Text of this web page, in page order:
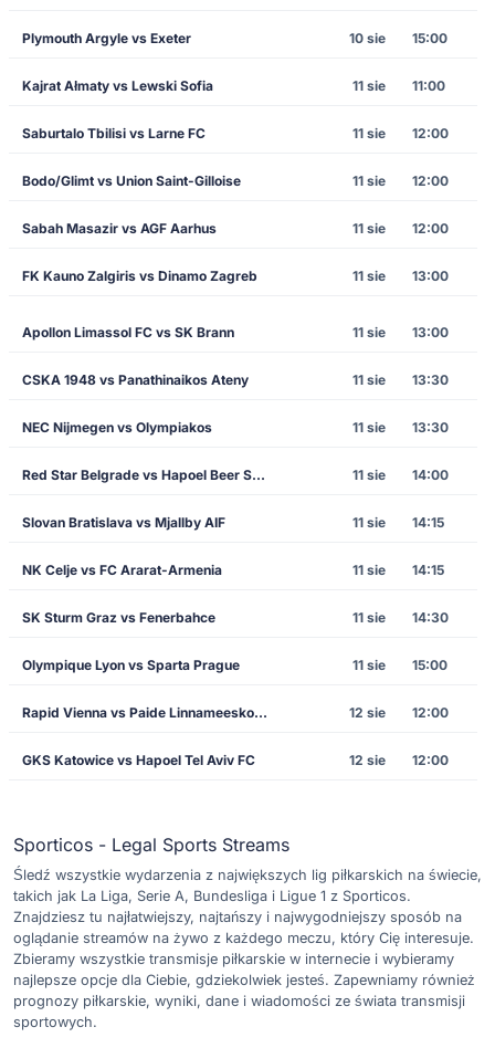
Plymouth Argyle vs Exeter 10 sie 15:00
Kajrat Ałmaty vs Lewski Sofia 11 sie 11:00
Saburtalo Tbilisi vs Larne FC 11 sie 12:00
Bodo/Glimt vs Union Saint-Gilloise 11 sie 12:00
Sabah Masazir vs AGF Aarhus 11 sie 12:00
FK Kauno Zalgiris vs Dinamo Zagreb 11 sie 13:00
Apollon Limassol FC vs SK Brann 11 sie 13:00
CSKA 1948 vs Panathinaikos Ateny 11 sie 13:30
NEC Nijmegen vs Olympiakos 11 sie 13:30
Red Star Belgrade vs Hapoel Beer Sheva 11 sie 14:00
Slovan Bratislava vs Mjallby AIF 11 sie 14:15
NK Celje vs FC Ararat-Armenia 11 sie 14:15
SK Sturm Graz vs Fenerbahce 11 sie 14:30
Olympique Lyon vs Sparta Prague 11 sie 15:00
Rapid Vienna vs Paide Linnameeskond 12 sie 12:00
GKS Katowice vs Hapoel Tel Aviv FC 12 sie 12:00
Sporticos - Legal Sports Streams
Śledź wszystkie wydarzenia z największych lig piłkarskich na świecie,
takich jak La Liga, Serie A, Bundesliga i Ligue 1 z Sporticos.
Znajdziesz tu najłatwiejszy, najtańszy i najwygodniejszy sposób na
oglądanie streamów na żywo z każdego meczu, który Cię interesuje.
Zbieramy wszystkie transmisje piłkarskie w internecie i wybieramy
najlepsze opcje dla Ciebie, gdziekolwiek jesteś. Zapewniamy również
prognozy piłkarskie, wyniki, dane i wiadomości ze świata transmisji
sportowych.